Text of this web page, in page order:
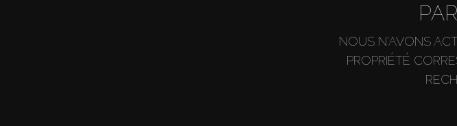
NOUS N'AVONS
PROPRIÉTÉ